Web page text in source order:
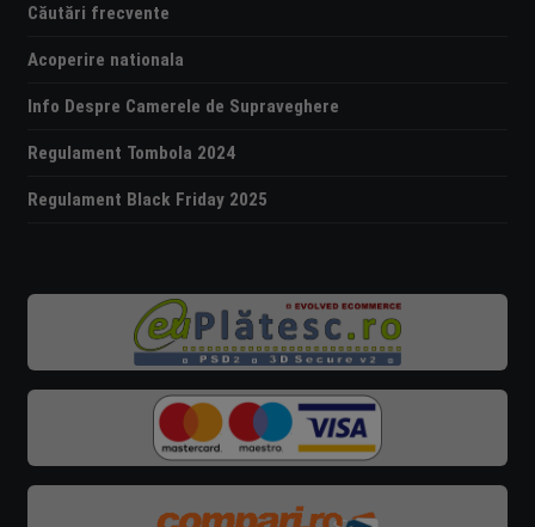
Căutări frecvente
Acoperire nationala
Info Despre Camerele de Supraveghere
Regulament Tombola 2024
Regulament Black Friday 2025